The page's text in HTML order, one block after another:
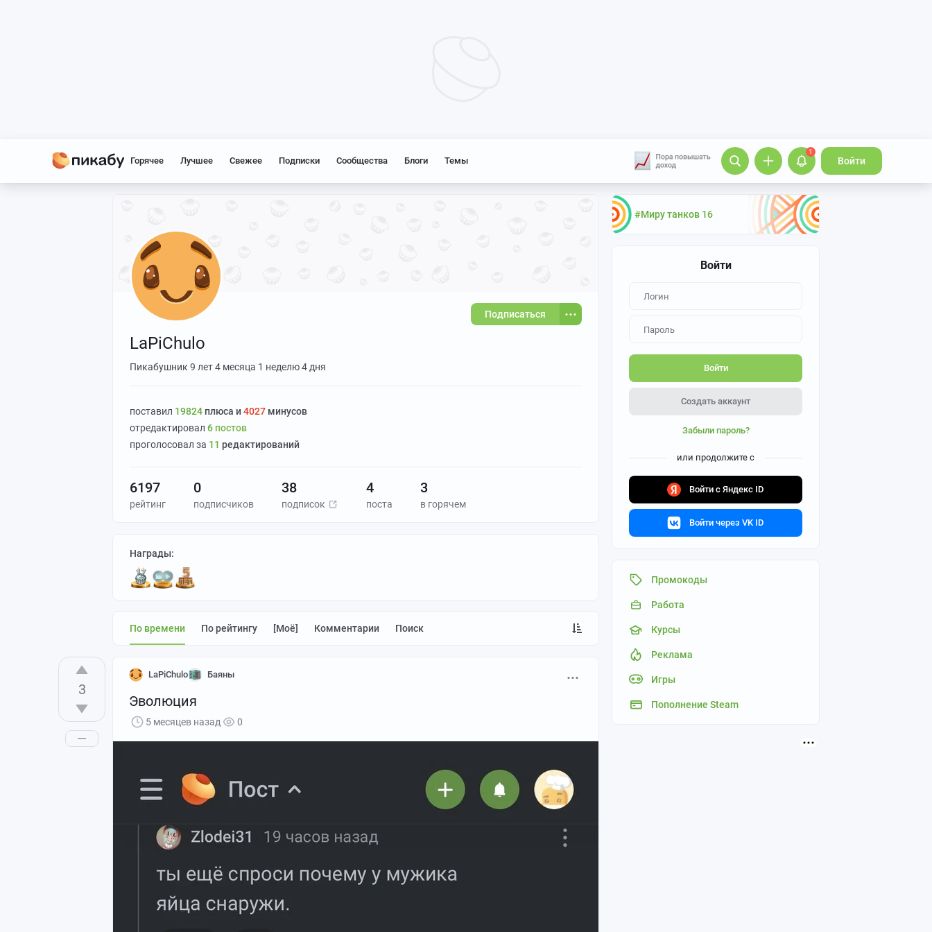
Горячее Лучшее Свежее Подписки Сообщества Блоги Темы
1
Войти
#Миру танков 16
Войти
Войти
Создать аккаунт
Забыли пароль?
или продолжите с
Войти с Яндекс ID
Войти через VK ID
Промокоды
Работа
Курсы
Реклама
Игры
Пополнение Steam
LaPiChulo
Подписаться
Пикабушник 9 лет 4 месяца 1 неделю 4 дня
поставил 19824 плюса и4027 минусов
отредактировал 6 постов
проголосовал за 11 редактирований
6197
рейтинг
0
подписчиков
38
подписок
4
поста
3
в горячем
Награды:
По времени По рейтингу [моё] Комментарии Поиск
3
LaPiChulo Баяны
Эволюция
5 месяцев назад 0